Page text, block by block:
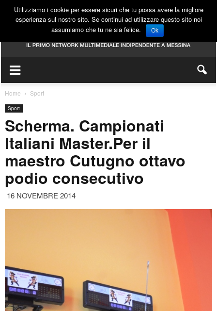
Home Sport
Sport
Scherma. Campionati
Italiani Master.Per il
maestro Cutugno ottavo
podio consecutivo
16 NOVEMBRE 2014
Utilizziamo i cookie per essere sicuri che tu possa avere la migliore
esperienza sul nostro sito. Se continui ad utilizzare questo sito noi
assumiamo che tu ne sia felice.
Ok